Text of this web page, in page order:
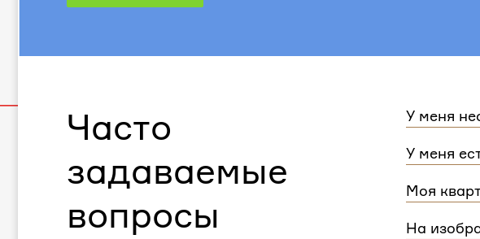
Часто
задаваемые
вопросы
У меня
квартиры.
У меня
Моя
дом или
На